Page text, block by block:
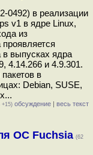
0492) в реализации
v1 в ядре Linux,
из
в выпусках ядра
4.14.266 и 4.9.301.
в
Debian, SUSE,
+15) обсуждение | весь текст
ОС Fuchsia (62